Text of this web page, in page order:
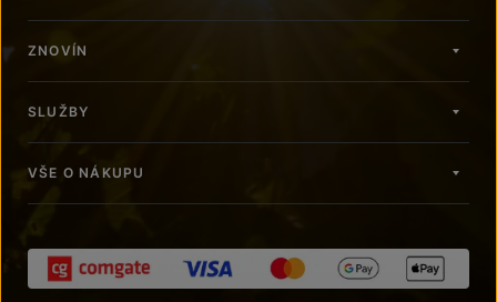
ZNOVÍN
SLUŽBY
VŠE O NÁKUPU